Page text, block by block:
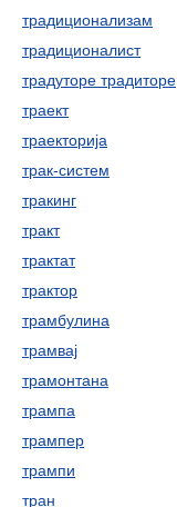
традиционализам
традиционалист
традуторе традиторе
траект
траекторија
трак-систем
тракинг
тракт
трактат
трактор
трамбулина
трамвај
трамонтана
трампа
трампер
трампи
тран